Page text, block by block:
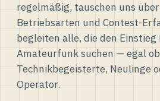
regelmäßig, tauschen uns
Betriebsarten und Contest-
begleiten alle, die den Einstieg
Amateurfunk suchen — egal ob
Technikbegeisterte, Neulinge
Operator.